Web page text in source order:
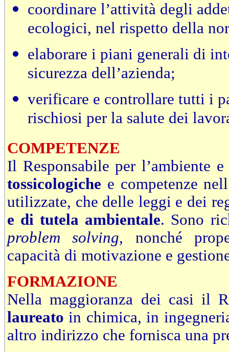
coordinare l’attività degli
ecologici, nel rispetto della
elaborare i piani generali di
sicurezza dell’azienda;
verificare e controllare tutti i
rischiosi per la salute dei
COMPETENZE
Il Responsabile per l’ambiente
tossicologiche e competenze
utilizzate, che delle leggi e dei
e di tutela ambientale. Sono
problem solving, nonché
capacità di motivazione e
FORMAZIONE
Nella maggioranza dei casi il
laureato in chimica, in
altro indirizzo che fornisca una